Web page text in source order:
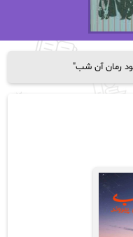
رمان آن شب"